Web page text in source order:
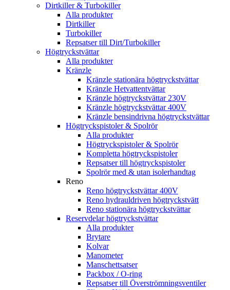
Dirtkiller & Turbokiller
Alla produkter
Dirtkiller
Turbokiller
Repsatser till Dirt/Turbokiller
Högtryckstvättar
Alla produkter
Kränzle
Kränzle stationära högtryckstvättar
Kränzle Hetvattentvättar
Kränzle högtryckstvättar 230V
Kränzle högtryckstvättar 400V
Kränzle bensindrivna högtryckstvättar
Högtryckspistoler & Spolrör
Alla produkter
Högtryckspistoler & Spolrör
Kompletta högtryckspistoler
Repsatser till högtryckspistoler
Spolrör med & utan isolerhandtag
Reno
Reno högtryckstvättar 400V
Reno hydrauldriven högtryckstvätt
Reno stationära högtryckstvättar
Reservdelar högtryckstvättar
Alla produkter
Brytare
Kolvar
Manometer
Manschettsatser
Packbox / O-ring
Repsatser till Överströmningsventiler